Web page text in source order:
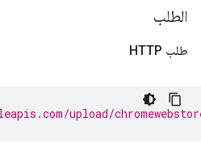
الطلب
طلب HTTP
upload/